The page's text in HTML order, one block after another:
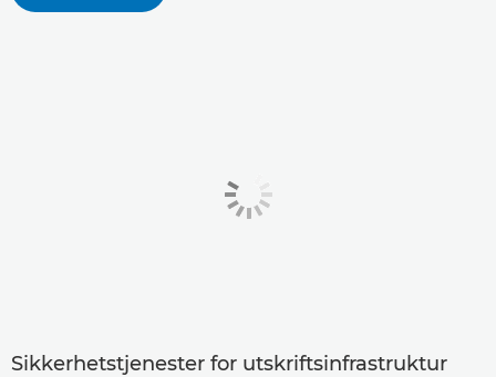
Sikkerhetstjenester for utskriftsinfrastruktur